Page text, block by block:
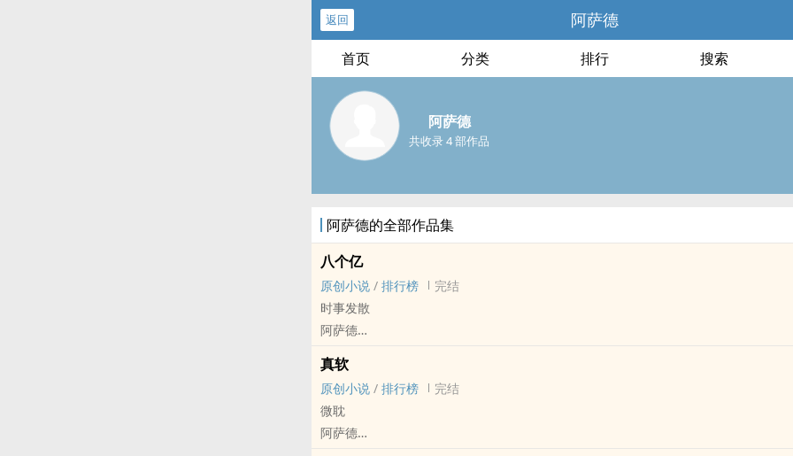
返回 阿萨德
首页 分类 排行 搜索
阿萨德
共收录 4 部作品
阿萨德的全部作品集
八个亿
原创小说 / 排行榜
完结
时事发散
阿萨德
HE - 现代 - 轻松 - 小甜饼
沙雕超短篇
无原型
坑
真软
原创小说 / 排行榜
完结
微耽
阿萨德